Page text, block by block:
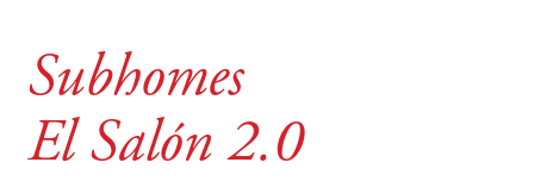
Subhomes
El Salón 2.0